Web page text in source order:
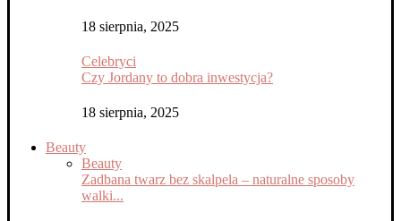
18 sierpnia, 2025
Celebryci
Czy Jordany to dobra inwestycja?
18 sierpnia, 2025
Beauty
Beauty
Zadbana twarz bez skalpela – naturalne sposoby
walki...